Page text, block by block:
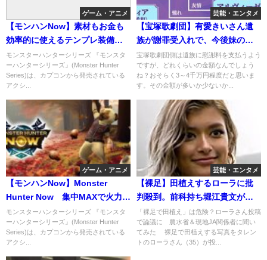
ゲーム・アニメ
【モンハンNow】素材もお金も
効率的に使えるテンプレ装備が
こちらです！
モンスターハンターシリーズ 『モンスタ
ーハンターシリーズ』(Monster Hunter
Series)は、カプコンから発売されている
アクシ...
芸能・エンタメ
【宝塚歌劇団】有愛きいさん遺
族が謝罪受入れで、今後妹の一
禾あおはどうなる？
宝塚歌劇団側は遺族に慰謝料を支払うよう
ですが、どれくらいの金額なんでしょう
ね？おそらく3～4千万円程度だと思いま
す。その金額が多いか少ないか...
ゲーム・アニメ
【モンハンNow】Monster
Hunter Now 集中MAXで火力ア
ップ!? 竜玉なしの属性
モンスターハンターシリーズ 『モンスタ
ーハンターシリーズ』(Monster Hunter
Series)は、カプコンから発売されている
アクシ...
芸能・エンタメ
【裸足】田植えするローラに批
判殺到。前科持ち堀江貴文が
「俺いつも裸でやってるよ。意
味不明な文句たれ
「裸足で田植え」は危険？ローラさん投稿
で論議に 農水省＆現地JA関係者に聞い
てみた 裸足で田植えする写真をタレン
トのローラさん（35）が投...